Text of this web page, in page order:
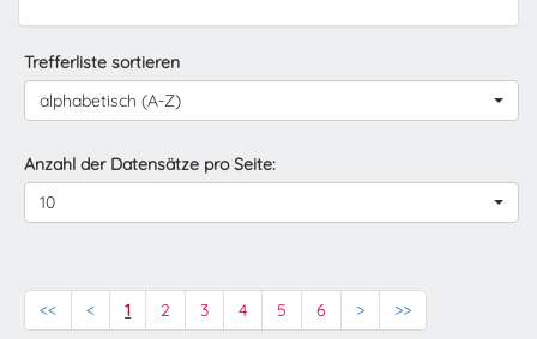
Trefferliste sortieren
alphabetisch (A-Z)
Anzahl der Datensätze pro Seite:
10
<< < 1 2 3 4 5 6 > >>